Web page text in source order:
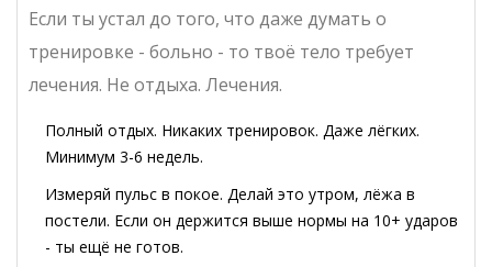
Если ты устал до того, что даже думать о
тренировке - больно - то твоё тело требует
лечения. Не отдыха. Лечения.
Полный отдых. Никаких тренировок. Даже лёгких.
Минимум 3-6 недель.
Измеряй пульс в покое. Делай это утром, лёжа в
постели. Если он держится выше нормы на 10+ ударов
- ты ещё не готов.